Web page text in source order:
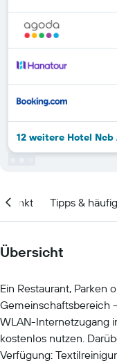
12 weitere Hotel
Tipps &
Übersicht
Ein Restaurant, Parken
Gemeinschaftsbereich
WLAN-Internetzugang
kostenlos nutzen.
Verfügung: